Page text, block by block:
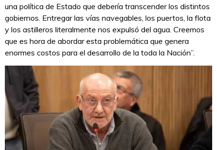
una política de Estado que debería transcender los distintos
gobiernos. Entregar las vías navegables, los puertos, la flota
y los astilleros literalmente nos expulsó del agua. Creemos
que es hora de abordar esta problemática que genera
enormes costos para el desarrollo de la toda la Nación”.